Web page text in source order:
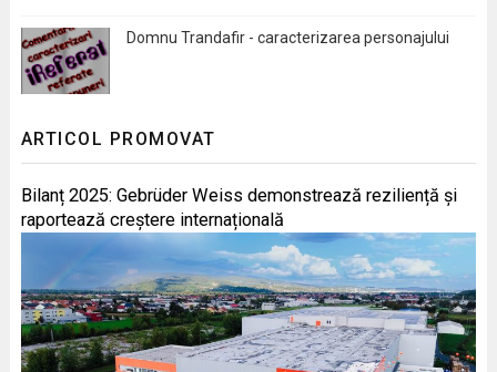
Domnu Trandafir - caracterizarea personajului
ARTICOL PROMOVAT
Bilanț 2025: Gebrüder Weiss demonstrează reziliență și
raportează creștere internațională